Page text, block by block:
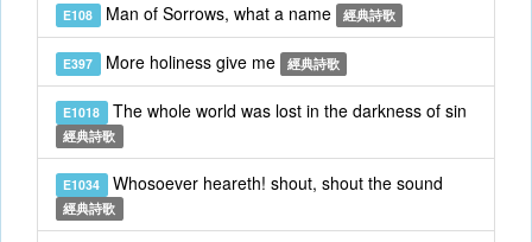
E108 Man of Sorrows, what a name 經典詩歌
E397 More holiness give me 經典詩歌
E1018 The whole world was lost in the darkness of sin
經典詩歌
E1034 Whosoever heareth! shout, shout the sound
經典詩歌